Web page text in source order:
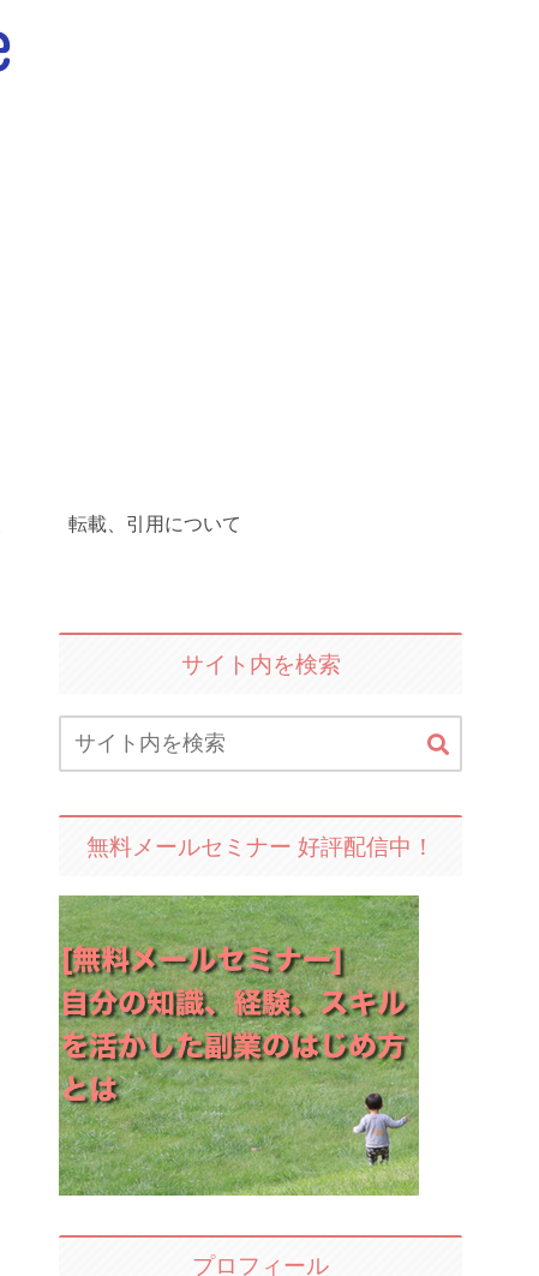
転載、引用について
サイト内を検索
無料メールセミナー 好評配信中！
プロフィール